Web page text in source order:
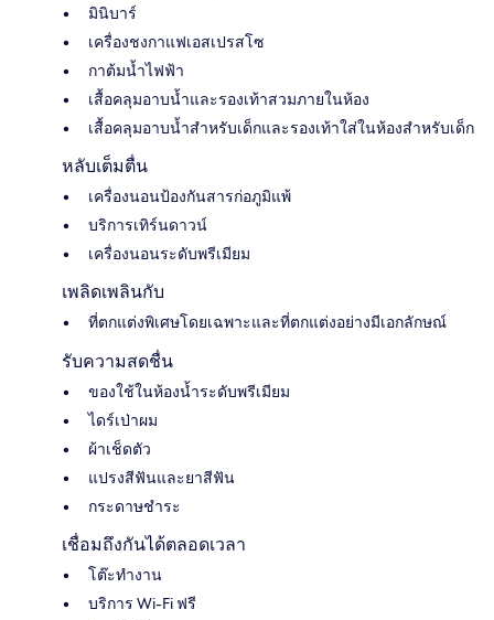
มินิบาร์
เครื่องชงกาแฟเอสเปรสโซ
กาต้มน้ำไฟฟ้า
เสื้อคลุมอาบน้ำและรองเท้าสวมภายในห้อง
เสื้อคลุมอาบน้ำสำหรับเด็กและรองเท้าใส่ในห้องสำหรับเด็ก
หลับเต็มตื่น
เครื่องนอนป้องกันสารก่อภูมิแพ้
บริการเทิร์นดาวน์
เครื่องนอนระดับพรีเมียม
เพลิดเพลินกับ
ที่ตกแต่งพิเศษโดยเฉพาะและที่ตกแต่งอย่างมีเอกลักษณ์
รับความสดชื่น
ของใช้ในห้องน้ำระดับพรีเมียม
ไดร์เป่าผม
ผ้าเช็ดตัว
แปรงสีฟันและยาสีฟัน
กระดาษชำระ
เชื่อมถึงกันได้ตลอดเวลา
โต๊ะทำงาน
บริการ Wi-Fi ฟรี